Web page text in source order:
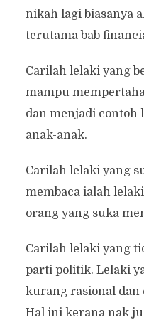
nikah lagi biasanya
terutama bab
Carilah lelaki yang
mampu
dan menjadi contoh
anak-anak.
Carilah lelaki yang
membaca ialah
orang yang suka
Carilah lelaki yang
parti politik. Lelaki
kurang rasional dan
Hal ini kerana nak